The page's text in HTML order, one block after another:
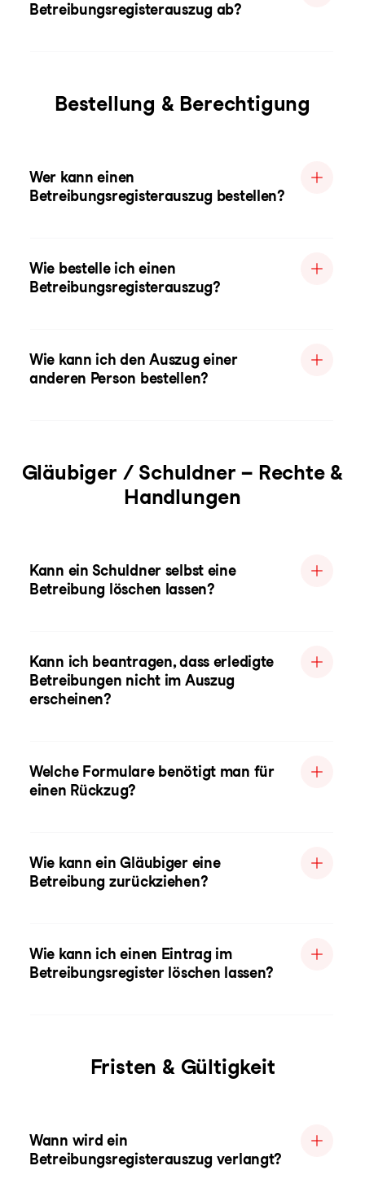
Betreibungsregisterauszug ab?
Bestellung & Berechtigung
Wer kann einen
Betreibungsregisterauszug bestellen?
Wie bestelle ich einen
Betreibungsregisterauszug?
Wie kann ich den Auszug einer
anderen Person bestellen?
Gläubiger / Schuldner – Rechte &
Handlungen
Kann ein Schuldner selbst eine
Betreibung löschen lassen?
Kann ich beantragen, dass erledigte
Betreibungen nicht im Auszug
erscheinen?
Welche Formulare benötigt man für
einen Rückzug?
Wie kann ein Gläubiger eine
Betreibung zurückziehen?
Wie kann ich einen Eintrag im
Betreibungsregister löschen lassen?
Fristen & Gültigkeit
Wann wird ein
Betreibungsregisterauszug verlangt?